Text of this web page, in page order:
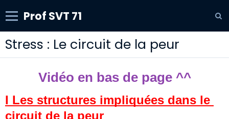
Prof SVT 71
Stress : Le circuit de la peur
Vidéo en bas de page ^^
I Les structures impliquées dans le
circuit de la peur